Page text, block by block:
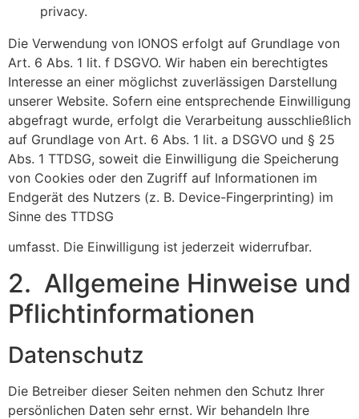
privacy.
Die Verwendung von IONOS erfolgt auf Grundlage von
Art. 6 Abs. 1 lit. f DSGVO. Wir haben ein berechtigtes
Interesse an einer möglichst zuverlässigen Darstellung
unserer Website. Sofern eine entsprechende Einwilligung
abgefragt wurde, erfolgt die Verarbeitung ausschließlich
auf Grundlage von Art. 6 Abs. 1 lit. a DSGVO und § 25
Abs. 1 TTDSG, soweit die Einwilligung die Speicherung
von Cookies oder den Zugriff auf Informationen im
Endgerät des Nutzers (z. B. Device-Fingerprinting) im
Sinne des TTDSG
umfasst. Die Einwilligung ist jederzeit widerrufbar.
2. Allgemeine Hinweise und
Pflichtinformationen
Datenschutz
Die Betreiber dieser Seiten nehmen den Schutz Ihrer
persönlichen Daten sehr ernst. Wir behandeln Ihre